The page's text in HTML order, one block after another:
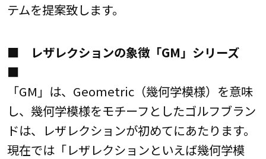
テムを提案致します。
■ レザレクションの象徴「GM」シリーズ
■
「GM」は、Geometric（幾何学模様）を意味
し、幾何学模様をモチーフとしたゴルフブラン
ドは、レザレクションが初めてにあたります。
現在では「レザレクションといえば幾何学模